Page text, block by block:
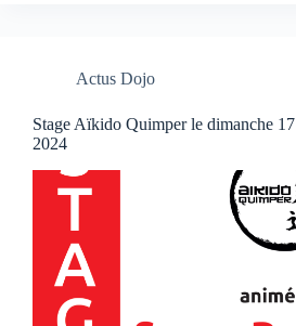
Actus Dojo
Stage Aïkido Quimper le dimanche
2024